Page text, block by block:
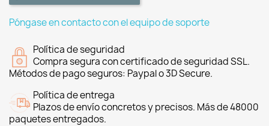
Póngase en contacto con el equipo de soporte
Política de seguridad
Compra segura con certificado de seguridad SSL.
Métodos de pago seguros: Paypal o 3D Secure.
Política de entrega
Plazos de envío concretos y precisos. Más de 48000
paquetes entregados.